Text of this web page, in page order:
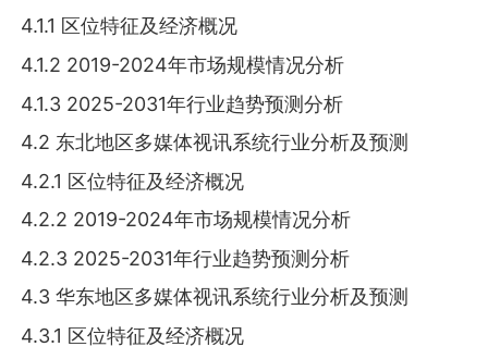
4.1.1 区位特征及经济概况
4.1.2 2019-2024年市场规模情况分析
4.1.3 2025-2031年行业趋势预测分析
4.2 东北地区多媒体视讯系统行业分析及预测
4.2.1 区位特征及经济概况
4.2.2 2019-2024年市场规模情况分析
4.2.3 2025-2031年行业趋势预测分析
4.3 华东地区多媒体视讯系统行业分析及预测
4.3.1 区位特征及经济概况